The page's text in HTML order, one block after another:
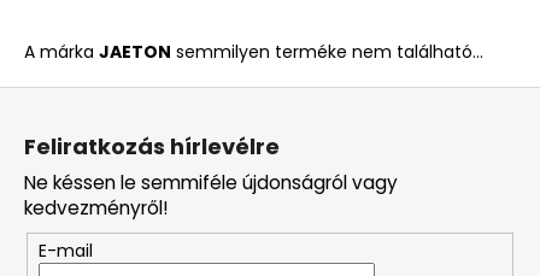
A márka JAETON semmilyen terméke nem található...
i
t
k
e
r
e
s
?
L
Feliratkozás hírlevélre
Ne késsen le semmiféle újdonságról vagy
kedvezményről!
E-mail